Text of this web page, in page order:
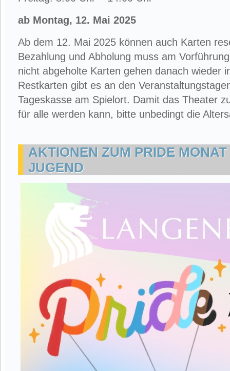
ab Montag, 12. Mai 2025
Ab dem 12. Mai 2025 können auch Karten
Bezahlung und Abholung muss am
nicht abgeholte Karten gehen danach wieder
Restkarten gibt es an den
Tageskasse am Spielort. Damit das Theater
für alle werden kann, bitte unbedingt die
AKTIONEN ZUM PRIDE
JUGEND